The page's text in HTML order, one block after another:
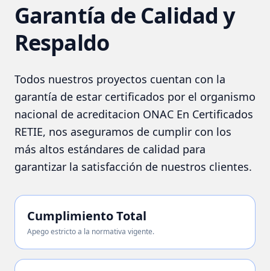
Garantía de Calidad y
Respaldo
Todos nuestros proyectos cuentan con la
garantía de estar certificados por el organismo
nacional de acreditacion ONAC En Certificados
RETIE, nos aseguramos de cumplir con los
más altos estándares de calidad para
garantizar la satisfacción de nuestros clientes.
Cumplimiento Total
Apego estricto a la normativa vigente.